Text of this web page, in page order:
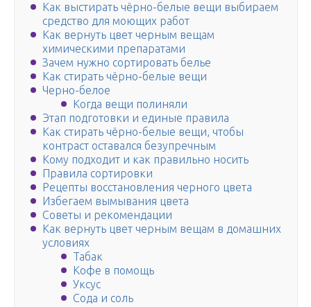
Как выстирать чёрно-белые вещи выбираем
средство для моющих работ
Как вернуть цвет черным вещам
химическими препаратами
Зачем нужно сортировать белье
Как стирать чёрно-белые вещи
Черно-белое
Когда вещи полиняли
Этап подготовки и единые правила
Как стирать чёрно-белые вещи, чтобы
контраст оставался безупречным
Кому подходит и как правильно носить
Правила сортировки
Рецепты восстановления черного цвета
Избегаем вымывания цвета
Советы и рекомендации
Как вернуть цвет черным вещам в домашних
условиях
Табак
Кофе в помощь
Уксус
Сода и соль